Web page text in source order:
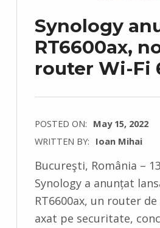
Synology
RT6600ax,
router Wi-Fi
POSTED ON: May 15, 2022
WRITTEN BY: Ioan Mihai
C
O
M
Bucureşti, România –
Synology a anunțat
RT6600ax, un router
axat pe securitate,